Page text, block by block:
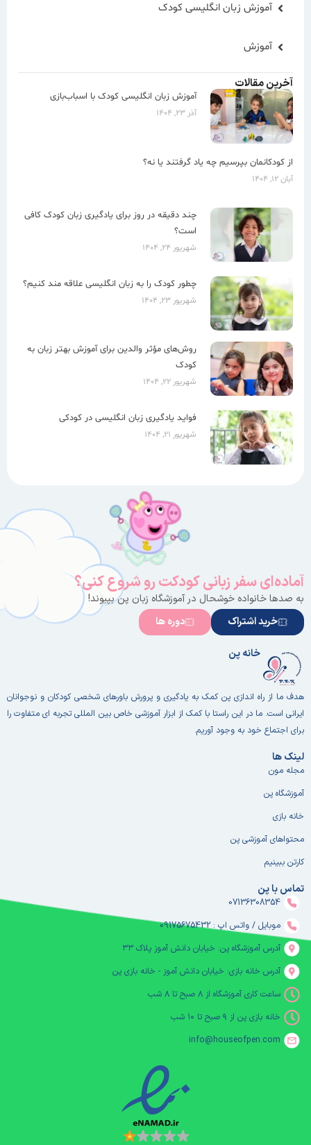
آموزش زبان انگلیسی کودک
آموزش
آخرین مقالات
آموزش زبان انگلیسی کودک با اسباب‌بازی
آذر ۲۳, ۱۴۰۴
از کودکانمان بپرسیم چه یاد گرفتند یا نه؟
آبان ۱۲, ۱۴۰۴
چند دقیقه در روز برای یادگیری زبان کودک کافی
است؟
شهریور ۲۴, ۱۴۰۴
چطور کودک را به زبان انگلیسی علاقه مند کنیم؟
شهریور ۲۳, ۱۴۰۴
روش‌های مؤثر والدین برای آموزش بهتر زبان به
کودک
شهریور ۲۲, ۱۴۰۴
فواید یادگیری زبان انگلیسی در کودکی
شهریور ۲۱, ۱۴۰۴
آماده‌ای سفر زبانی کودکت رو شروع کنی؟
به صدها خانواده خوشحال در آموزشگاه زبان پن بپیوند!
خرید اشتراک
دوره ها
خانه پن
هدف ما از راه اندازی پن کمک به یادگیری و پرورش باورهای شخصی کودکان و نوجوانان
ایرانی است. ما در این راستا با کمک از ابزار آموزشی خاص بین المللی تجربه ای متفاوت را
برای اجتماع خود به وجود آوریم.
لینک ها
مجله مون
آموزشگاه پن
خانه بازی
محتواهای آموزشی پن
کارتن ببینیم
تماس با پن
07136308354
موبایل / واتس اپ : 09175675432
آدرس آموزشگاه پن: خیابان دانش آموز پلاک ۳۳
آدرس خانه بازی: خیابان دانش آموز - خانه بازی پن
ساعت کاری آموزشگاه از ۸ صبح تا ۸ شب
خانه بازی پن از ۹ صبح تا ۱۰ شب
info@houseofpen.com